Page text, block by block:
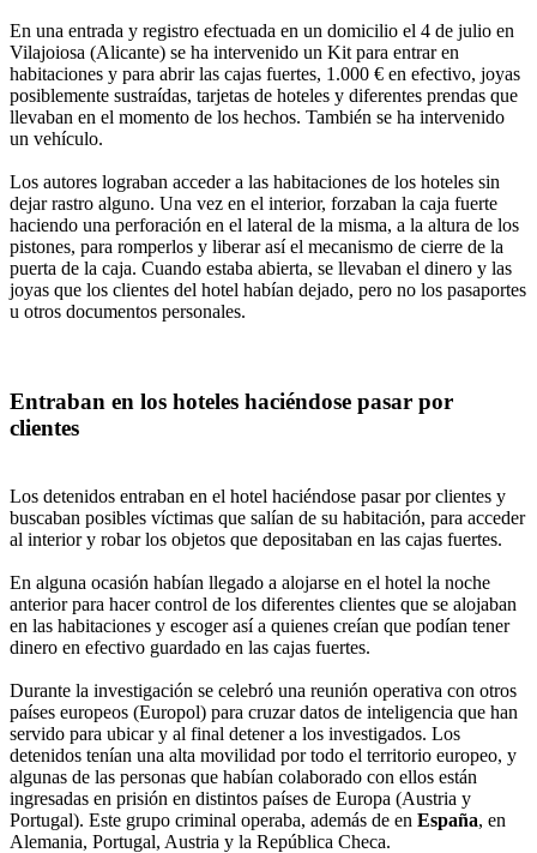
En una entrada y registro efectuada en un domicilio el 4 de julio en
Vilajoiosa (Alicante) se ha intervenido un Kit para entrar en
habitaciones y para abrir las cajas fuertes, 1.000 € en efectivo, joyas
posiblemente sustraídas, tarjetas de hoteles y diferentes prendas que
llevaban en el momento de los hechos. También se ha intervenido
un vehículo.
Los autores lograban acceder a las habitaciones de los hoteles sin
dejar rastro alguno. Una vez en el interior, forzaban la caja fuerte
haciendo una perforación en el lateral de la misma, a la altura de los
pistones, para romperlos y liberar así el mecanismo de cierre de la
puerta de la caja. Cuando estaba abierta, se llevaban el dinero y las
joyas que los clientes del hotel habían dejado, pero no los pasaportes
u otros documentos personales.
Entraban en los hoteles haciéndose pasar por
clientes
Los detenidos entraban en el hotel haciéndose pasar por clientes y
buscaban posibles víctimas que salían de su habitación, para acceder
al interior y robar los objetos que depositaban en las cajas fuertes.
En alguna ocasión habían llegado a alojarse en el hotel la noche
anterior para hacer control de los diferentes clientes que se alojaban
en las habitaciones y escoger así a quienes creían que podían tener
dinero en efectivo guardado en las cajas fuertes.
Durante la investigación se celebró una reunión operativa con otros
países europeos (Europol) para cruzar datos de inteligencia que han
servido para ubicar y al final detener a los investigados. Los
detenidos tenían una alta movilidad por todo el territorio europeo, y
algunas de las personas que habían colaborado con ellos están
ingresadas en prisión en distintos países de Europa (Austria y
Portugal). Este grupo criminal operaba, además de en España, en
Alemania, Portugal, Austria y la República Checa.